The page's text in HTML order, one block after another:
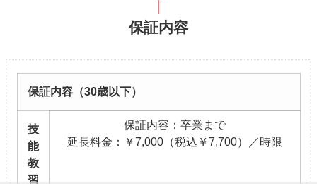
保証内容
保証内容（30歳以下）
技
能
教
習
保証内容：卒業まで
延長料金：￥7,000（税込￥7,700）／時限